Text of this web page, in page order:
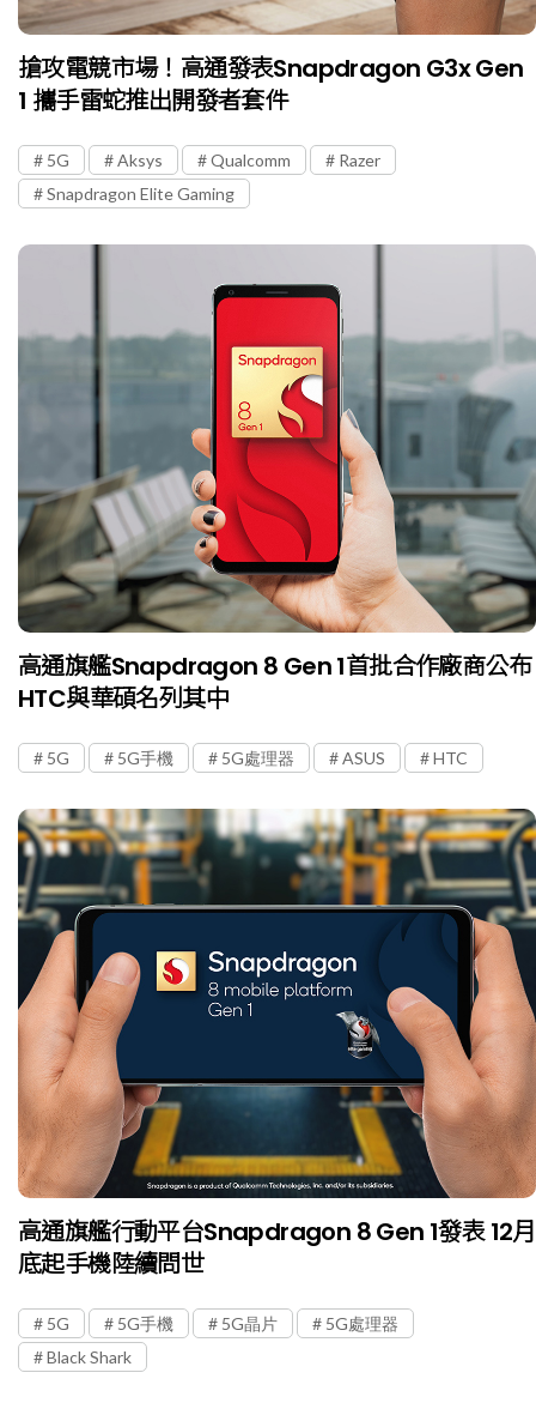
搶攻電競市場！高通發表Snapdragon G3x Gen
1 攜手雷蛇推出開發者套件
5G Aksys Qualcomm
Razer
Snapdragon Elite Gaming
高通旗艦Snapdragon 8 Gen 1首批合作廠商公布
HTC與華碩名列其中
5G 5G手機 5G處理器 ASUS HTC
高通旗艦行動平台Snapdragon 8 Gen 1發表 12月
底起手機陸續問世
5G 5G手機 5G晶片
5G處理器
Black Shark